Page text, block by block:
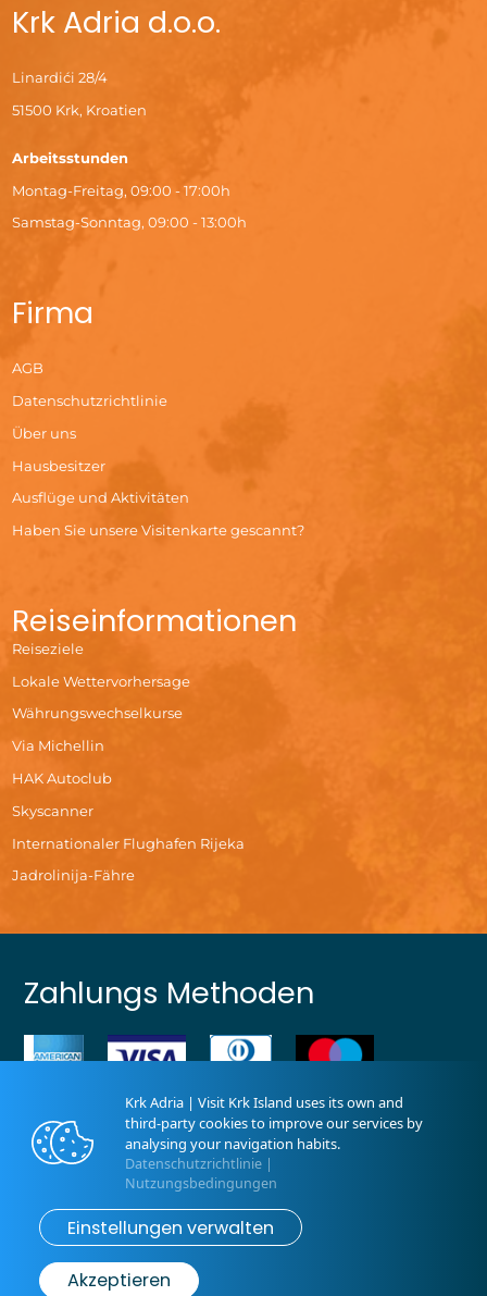
Krk Adria d.o.o.
Linardići 28/4
51500 Krk, Kroatien
Arbeitsstunden
Montag-Freitag, 09:00 - 17:00h
Samstag-Sonntag, 09:00 - 13:00h
Firma
AGB
Datenschutzrichtlinie
Über uns
Hausbesitzer
Ausflüge und Aktivitäten
Haben Sie unsere Visitenkarte gescannt?
Reiseinformationen
Reiseziele
Lokale Wettervorhersage
Währungswechselkurse
Via Michellin
HAK Autoclub
Skyscanner
Internationaler Flughafen Rijeka
Jadrolinija-Fähre
Zahlungs Methoden
Krk Adria d.o.o | Powered by:
Krk Adria | Visit Krk Island uses its own and
third-party cookies to improve our services by
analysing your navigation habits.
Datenschutzrichtlinie|
Nutzungsbedingungen
Einstellungen verwalten
Akzeptieren